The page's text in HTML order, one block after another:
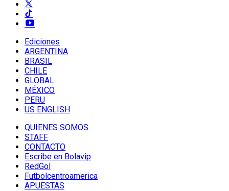
Ediciones
ARGENTINA
BRASIL
CHILE
GLOBAL
MÉXICO
PERU
US ENGLISH
QUIENES SOMOS
STAFF
CONTACTO
Escribe en Bolavip
RedGol
Futbolcentroamerica
APUESTAS